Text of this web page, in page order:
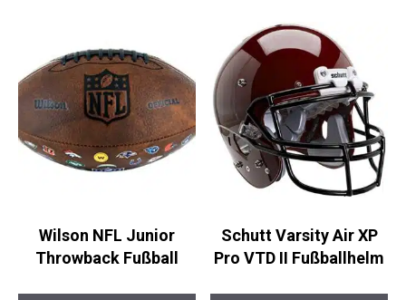
Wilson NFL Junior
Throwback Fußball
Schutt Varsity Air XP
Pro VTD II Fußballhelm